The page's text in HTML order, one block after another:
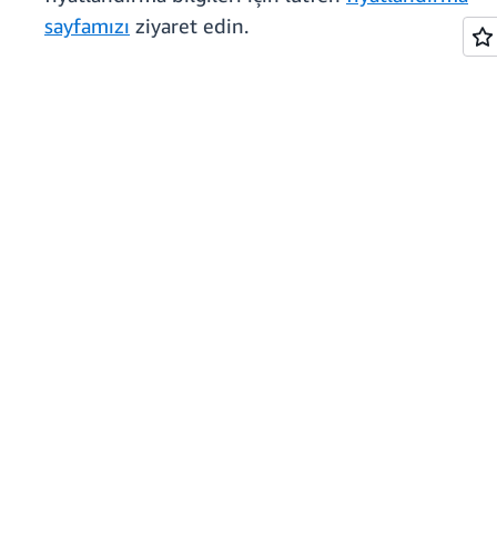
sayfamızı ziyaret edin.